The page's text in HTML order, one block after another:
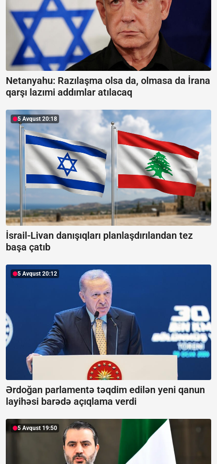
Netanyahu: Razılaşma olsa da, olmasa da İrana
qarşı lazımi addımlar atılacaq
5 Avqust 20:18
İsrail-Livan danışıqları planlaşdırılandan tez
başa çatıb
5 Avqust 20:12
Ərdoğan parlamentə təqdim edilən yeni qanun
layihəsi barədə açıqlama verdi
5 Avqust 19:50